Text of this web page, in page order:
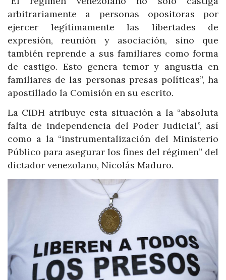
arbitrariamente a personas opositoras por
ejercer legítimamente las libertades de
expresión, reunión y asociación, sino que
también reprende a sus familiares como forma
de castigo. Esto genera temor y angustia en
familiares de las personas presas políticas”, ha
apostillado la Comisión en su escrito.
La CIDH atribuye esta situación a la “absoluta
falta de independencia del Poder Judicial”, así
como a la “instrumentalización del Ministerio
Público para asegurar los fines del régimen” del
dictador venezolano, Nicolás Maduro.